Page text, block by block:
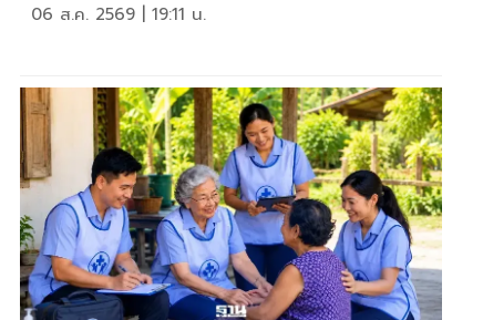
06 ส.ค. 2569 | 19:11 น.